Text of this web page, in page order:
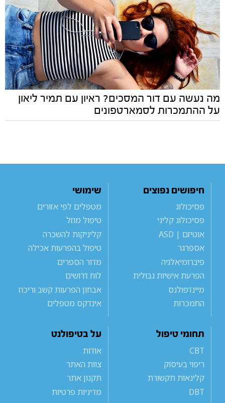
מה נעשה עם דור המסכים? ראיון עם תמיר ליאון
על ההתמכרות לסמארטפונים
חיפושים נפוצים
פסיכולוג
פסיכולוג קליני
אוטיזם | ASD
אספרגר
פיברומיאלגיה
הפרעת אישיות גבולית
מיינדפולנס
התמכרות
שימושי
מטפלים לפי אזורים
טיפול מוזל
קליניקות להשכרה
טיפול בהפרעות אכילה
מדור הספרים
לוח דרושים
אבחון הפרעות קשב וריכוז
אינדקס מטפלים
תחומי טיפול
CBT
ריפוי בעיסוק
קלינאות תקשורת
DBT
על בטיפולנט
אודות
צוות האתר
תקנון אתר
מדיניות פרטיות